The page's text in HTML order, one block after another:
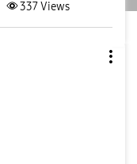
337Views